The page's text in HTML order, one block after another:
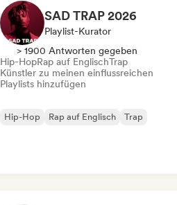
SAD TRAP 2026
Playlist-Kurator
> 1900 Antworten gegeben
Hip-HopRap auf EnglischTrap
Künstler zu meinen einflussreichen
Playlists hinzufügen
Hip-Hop Rap auf Englisch Trap